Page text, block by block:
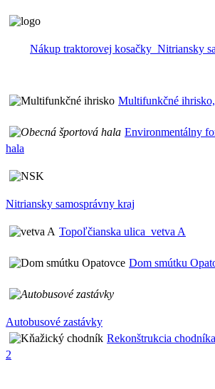
Nákup traktorovej kosačky_Nitriansky
Multifunkčné
Environmentálny
hala
Nitriansky samosprávny kraj
Topoľčianska ulica_vetva A
Dom smútku
Autobusové zastávky
Rekonštrukcia
2